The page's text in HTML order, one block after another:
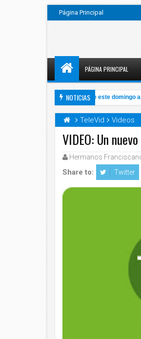
Página Principal
PÁGINA PRINCIPAL
NOTICIAS
Papa invita a su misa de este domingo a
TeleVid Videos
VIDEO: Un
Hermanos
Share to: Twitter